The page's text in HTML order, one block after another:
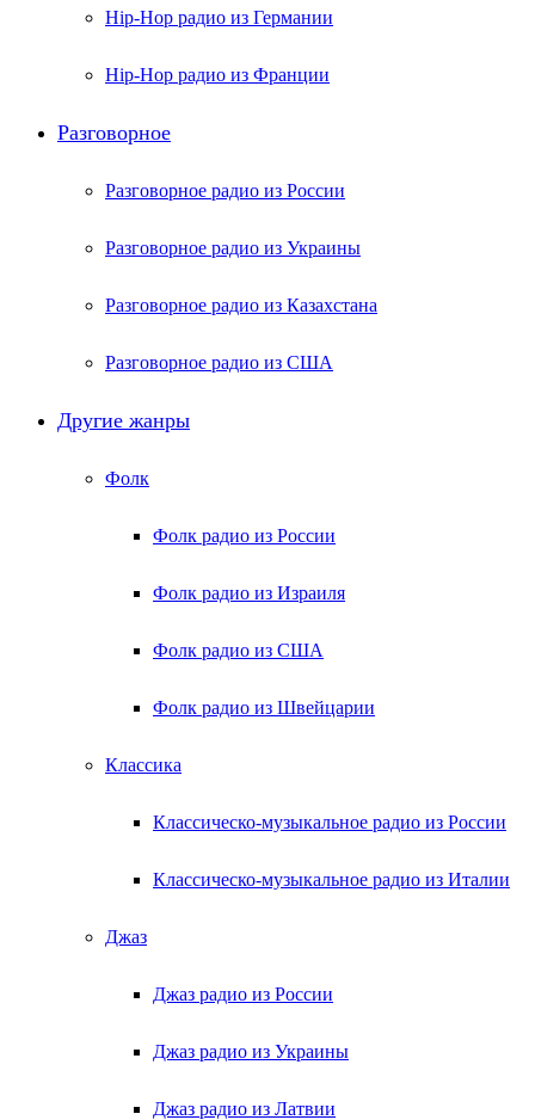
Hip-Hop радио из Германии
Hip-Hop радио из Франции
Разговорное
Разговорное радио из России
Разговорное радио из Украины
Разговорное радио из Казахстана
Разговорное радио из США
Другие жанры
Фолк
Фолк радио из России
Фолк радио из Израиля
Фолк радио из США
Фолк радио из Швейцарии
Классика
Классическо-музыкальное радио из России
Классическо-музыкальное радио из Италии
Джаз
Джаз радио из России
Джаз радио из Украины
Джаз радио из Латвии